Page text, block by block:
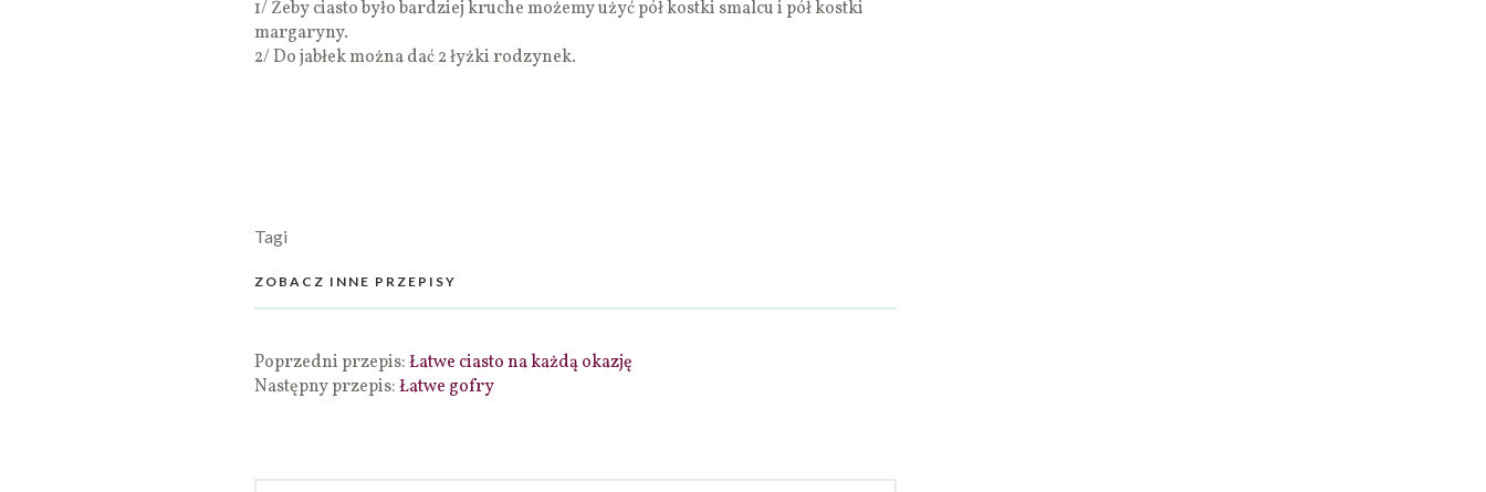
1/ Żeby ciasto było bardziej kruche możemy użyć pół kostki smalcu i pół kostki
margaryny.
2/ Do jabłek można dać 2 łyżki rodzynek.
Tagi
ZOBACZ INNE PRZEPISY
Poprzedni przepis:Łatwe ciasto na każdą okazję
Następny przepis:Łatwe gofry